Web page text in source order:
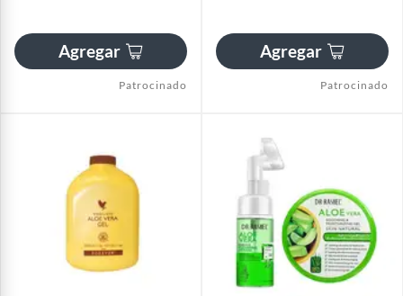
Agregar
Patrocinado
Agregar
Patrocinado